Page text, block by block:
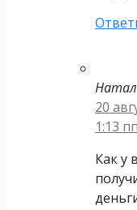
20
1:13 пп
Как у